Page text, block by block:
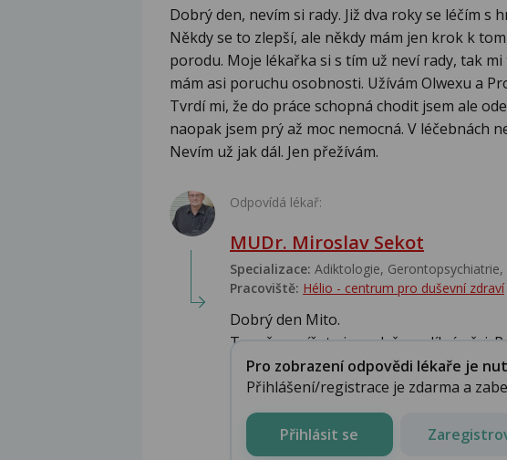
Dobrý den, nevím si rady. Již dva roky se léčím s
Někdy se to zlepší, ale někdy mám jen krok k
porodu. Moje lékařka si s tím už neví rady, tak
mám asi poruchu osobnosti. Užívám Olwexu a
Tvrdí mi, že do práce schopná chodit jsem ale
naopak jsem prý až moc nemocná. V léčebnách
Nevím už jak dál. Jen přežívám.
Odpovídá lékař:
MUDr. Miroslav Sekot
Specializace: Adiktologie,
Pracoviště: Hélio - centrum pro duševní zdraví
Dobrý den Mito.
To o čem píšete jsou dvě rozdílné věci.
Pro zobrazení odpovědi lékaře je
Přihlášení/registrace je zdarma a
Přihlásit se